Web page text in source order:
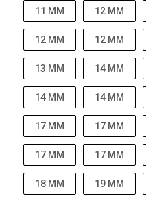
11 MM 12 MM
12 MM 12 MM
13 MM 14 MM
14 MM 14 MM
17 MM 17 MM
17 MM 17 MM
18 MM 19 MM